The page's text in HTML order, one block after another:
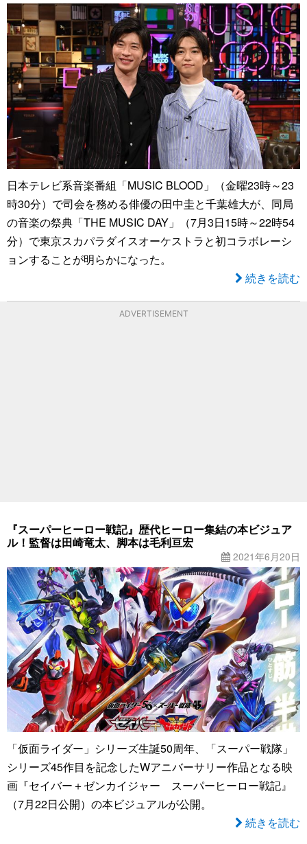
日本テレビ系音楽番組「MUSIC BLOOD」（金曜23時～23
時30分）で司会を務める俳優の田中圭と千葉雄大が、同局
の音楽の祭典「THE MUSIC DAY」（7月3日15時～22時54
分）で東京スカパラダイスオーケストラと初コラボレーシ
ョンすることが明らかになった。
続きを読む
ADVERTISEMENT
『スーパーヒーロー戦記』歴代ヒーロー集結の本ビジュア
ル！監督は田崎竜太、脚本は毛利亘宏
2021年6月20日
「仮面ライダー」シリーズ生誕50周年、「スーパー戦隊」
シリーズ45作目を記念したWアニバーサリー作品となる映
画『セイバー＋ゼンカイジャー スーパーヒーロー戦記』
（7月22日公開）の本ビジュアルが公開。
続きを読む